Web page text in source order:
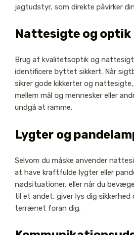
jagtudstyr, som direkte påvirker
Nattesigte og optik
Brug af kvalitetsoptik og
identificere byttet sikkert. Når
sikrer gode kikkerter og
mellem mål og mennesker eller
undgå at ramme.
Lygter og
Selvom du måske anvender
at have kraftfulde lygter eller
nødsituationer, eller når du
til et andet, giver lys dig sikkerhed
terrænet foran dig.